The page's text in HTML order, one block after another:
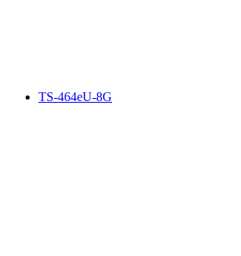
TS-464eU-8G